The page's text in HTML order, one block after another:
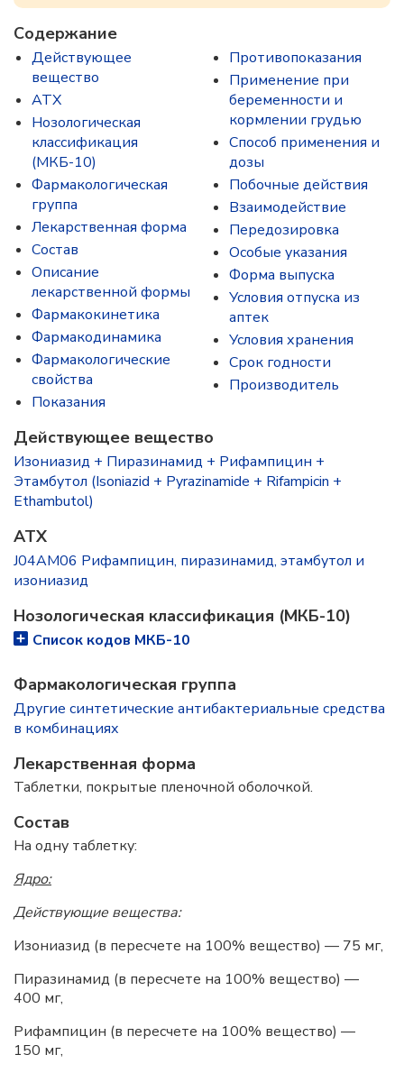
Содержание
Действующее
вещество
ATX
Нозологическая
классификация
(МКБ-10)
Фармакологическая
группа
Лекарственная форма
Состав
Описание
лекарственной формы
Фармакокинетика
Фармакодинамика
Фармакологические
свойства
Показания
Противопоказания
Применение при
беременности и
кормлении грудью
Способ применения и
дозы
Побочные действия
Взаимодействие
Передозировка
Особые указания
Форма выпуска
Условия отпуска из
аптек
Условия хранения
Срок годности
Производитель
Действующее вещество
Изониазид + Пиразинамид + Рифампицин +
Этамбутол (Isoniazid + Pyrazinamide + Rifampicin +
Ethambutol)
ATX
J04AM06 Рифампицин, пиразинамид, этамбутол и
изониазид
Нозологическая классификация (МКБ-10)
Список кодов МКБ-10
Фармакологическая группа
Другие синтетические антибактериальные средства
в комбинациях
Лекарственная форма
Таблетки, покрытые пленочной оболочкой.
Состав
На одну таблетку:
Ядро:
Действующие вещества:
Изониазид (в пересчете на 100% вещество) — 75 мг,
Пиразинамид (в пересчете на 100% вещество) —
400 мг,
Рифампицин (в пересчете на 100% вещество) —
150 мг,